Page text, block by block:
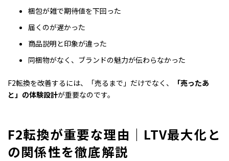
梱包が雑で期待値を下回った
届くのが遅かった
商品説明と印象が違った
同梱物がなく、ブランドの魅力が伝わらなかった
F2転換を改善するには、「売るまで」だけでなく、
「売ったあ
と」の体験設計が重要なのです。
F2転換が重要な理由｜LTV最大化と
の関係性を徹底解説